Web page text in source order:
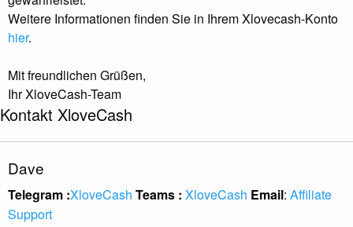
Weitere Informationen finden Sie in Ihrem Xlovecash-Konto
hier.
Mit freundlichen Grüßen,
Ihr XloveCash-Team
Kontakt XloveCash
Dave
Telegram :XloveCash Teams : XloveCash Email: Affiliate
Support